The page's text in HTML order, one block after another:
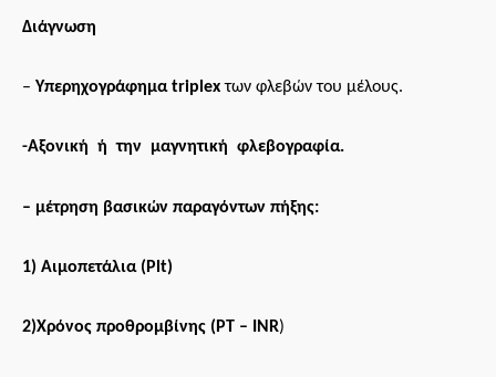
Διάγνωση
– Υπερηχογράφημα triplexτων φλεβών του μέλους.
-Αξονική ή την μαγνητική φλεβογραφία.
– μέτρηση βασικών παραγόντων πήξης:
1) Αιμοπετάλια (Plt)
2)Χρόνος προθρομβίνης (PT – INR)